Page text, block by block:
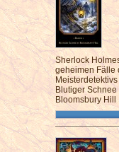
Sherlock
geheimen Fälle
Blutiger Schnee
Bloomsbury Hill